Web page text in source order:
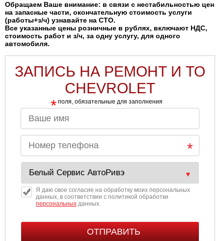
Обращаем Ваше внимание: в связи с нестабильностью цен
на запасные части, окончательную стоимость услуги
(работы+з/ч) узнавайте на СТО.
Все указанные цены розничные в рублях, включают НДС,
стоимость работ и з/ч, за одну услугу, для одного
автомобиля.
ЗАПИСЬ НА РЕМОНТ И ТО
CHEVROLET
* поля, обязательные для заполнения
Я даю свое согласие на обработку моих персональных
данных, в соответствии с политикой обработки
персональныхданных.